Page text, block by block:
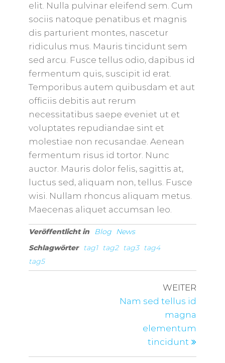
elit. Nulla pulvinar eleifend sem. Cum
sociis natoque penatibus et magnis
dis parturient montes, nascetur
ridiculus mus. Mauris tincidunt sem
sed arcu. Fusce tellus odio, dapibus id
fermentum quis, suscipit id erat.
Temporibus autem quibusdam et aut
officiis debitis aut rerum
necessitatibus saepe eveniet ut et
voluptates repudiandae sint et
molestiae non recusandae. Aenean
fermentum risus id tortor. Nunc
auctor. Mauris dolor felis, sagittis at,
luctus sed, aliquam non, tellus. Fusce
wisi. Nullam rhoncus aliquam metus.
Maecenas aliquet accumsan leo.
Veröffentlicht in Blog News
Schlagwörter
tag1 tag2 tag3
tag4
tag5
WEITER
Nam sed tellus id
magna
elementum
tincidunt